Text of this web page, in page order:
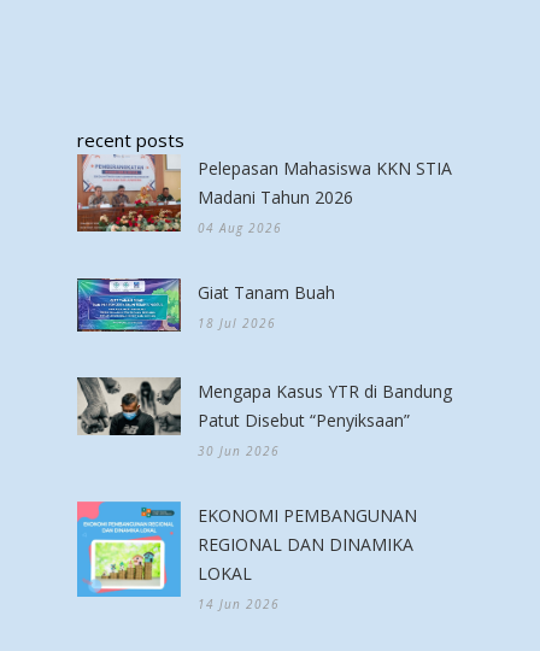
recent posts
Pelepasan Mahasiswa KKN STIA
Madani Tahun 2026
04 Aug 2026
Giat Tanam Buah
18 Jul 2026
Mengapa Kasus YTR di Bandung
Patut Disebut “Penyiksaan”
30 Jun 2026
EKONOMI PEMBANGUNAN
REGIONAL DAN DINAMIKA
LOKAL
14 Jun 2026